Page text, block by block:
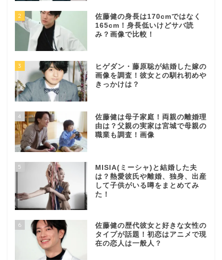
2
佐藤健の身長は170cmではなく
165cm！身長低いけどサバ読
み？画像で比較！
3
ヒゲダン・藤原聡が結婚した嫁の
画像を調査！彼女との馴れ初めや
きっかけは？
4
佐藤健は母子家庭！両親の離婚理
由は？父親の実家は宮城で母親の
職業も調査！画像
5
MISIA(ミーシャ)と結婚した夫
は？熱愛彼氏や離婚、独身、出産
して子供がいる噂をまとめてみ
た！
6
佐藤健の歴代彼女と好きな女性の
タイプが話題！初恋はアニメで現
在の恋人は一般人？